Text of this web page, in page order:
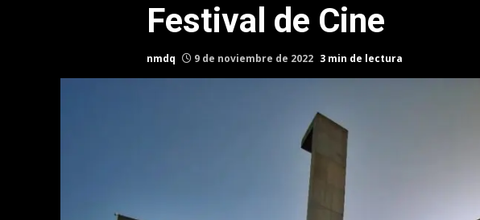
Festival de Cine
nmdq 9 de noviembre de 2022 3 min de lectura